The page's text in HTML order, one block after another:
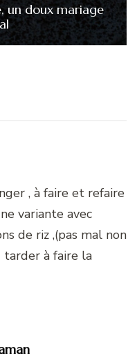
un doux mariage
, à faire et refaire
variante avec
de riz ,(pas mal non
tarder à faire la